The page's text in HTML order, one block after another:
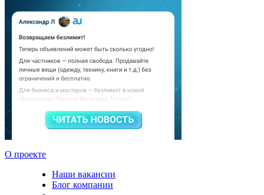
О проекте
Наши вакансии
Блог компании